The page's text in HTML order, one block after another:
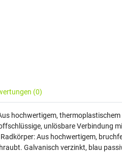
(0)
hochwertigem,
unlösbare Verbindung
Aus hochwertigem,
Galvanisch verzinkt, blau